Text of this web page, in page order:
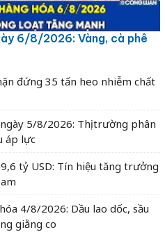
6/8/2026: Vàng, cà phê
đứng 35 tấn heo nhiễm chất
5/8/2026: Thị trường phân
áp lực
tỷ USD: Tín hiệu tăng trưởng
4/8/2026: Dầu lao dốc, sầu
giằng co